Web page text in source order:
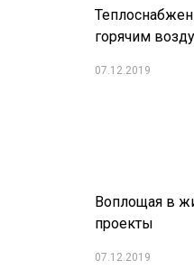
горячим
07.12.2019
Воплощая в
проекты
07.12.2019